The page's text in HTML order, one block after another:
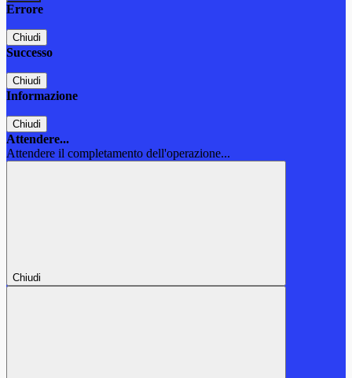
Errore
Chiudi
Successo
Chiudi
Informazione
Chiudi
Attendere...
Attendere il completamento dell'operazione...
Chiudi